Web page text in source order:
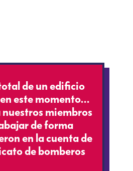
de un edificio
este momento…
nuestros miembros
de forma
en la cuenta de
de bomberos